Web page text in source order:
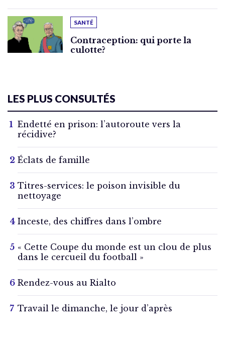
SANTÉ
Contraception: qui porte la
culotte?
LES PLUS CONSULTÉS
Endetté en prison: l’autoroute vers la
récidive?
Éclats de famille
Titres-services: le poison invisible du
nettoyage
Inceste, des chiffres dans l’ombre
« Cette Coupe du monde est un clou de plus
dans le cercueil du football »
Rendez-vous au Rialto
Travail le dimanche, le jour d’après